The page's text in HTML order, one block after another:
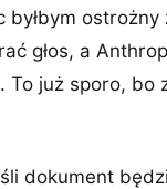
byłbym
głos, a
już sporo, bo
dokument